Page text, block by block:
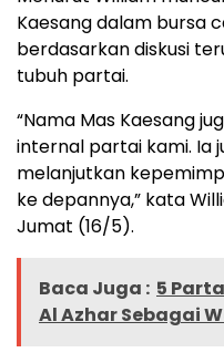
Kaesang dalam bursa
berdasarkan diskusi
tubuh partai.
“Nama Mas Kaesang
internal partai kami. Ia
melanjutkan
ke depannya,” kata
Jumat (16/5).
Baca Juga : 5
Al Azhar Sebagai